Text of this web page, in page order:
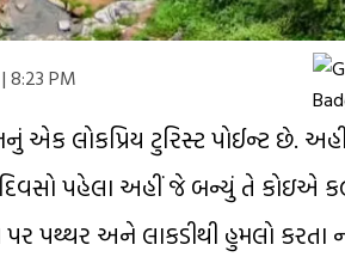
8:23 PM
લોકપ્રિય ટુરિસ્ટ પોઈન્ટ છે. અહીં
દિવસો પહેલા અહીં જે બન્યું તે
પથ્થર અને લાકડીથી હુમલો કરતા